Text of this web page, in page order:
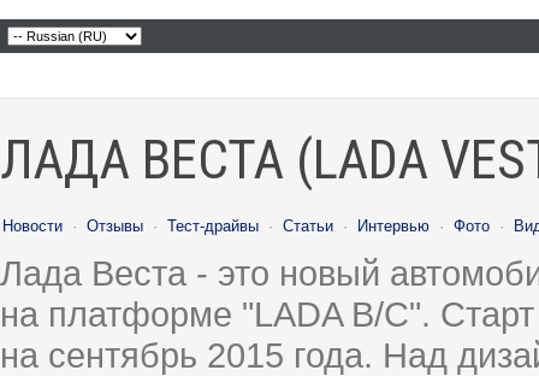
ЛАДА ВЕСТА (LADA
Новости · Отзывы · Тест-драйвы · Статьи · Интервью · Фото ·
Лада Веста - это новый
на платформе "LADA B/C".
на сентябрь 2015 года. Над